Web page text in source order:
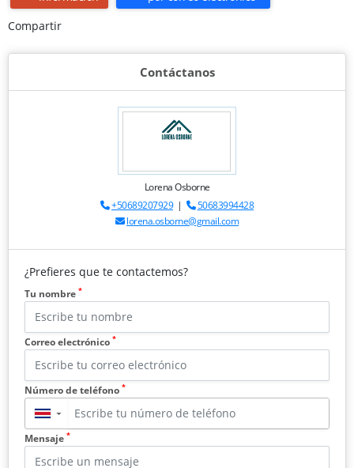
Compartir
Contáctanos
Lorena Osborne
+50689207929|
50683994428
lorena.osborne@gmail.com
¿Prefieres que te contactemos?
Tu nombre *
Correo electrónico *
Número de teléfono *
▼
Mensaje *